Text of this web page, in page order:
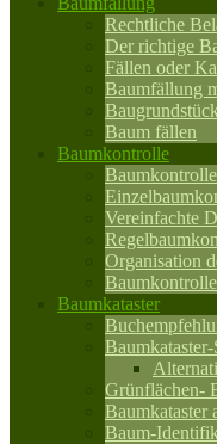
Rechtliche
Der richtige
Fällen oder
Baumfällung
Baum fällen
Baumkontrolle
Vereinfachte
Organisation
Baumkataster
Grünflächen-
Baumkataster
Baum-